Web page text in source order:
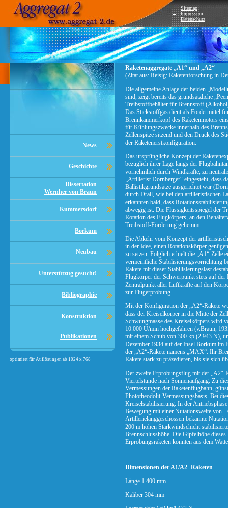
Sitemap
Impressum
Datenschutz
News
Geschichte
Dissertation
Wernher von Braun
Kummersdorf
Borkum
Neubau
Unterstützug gesucht!
Bibliographie
Konstruktion
Publikationen
optimiert für Auflösungen ab 1024 x 768
Raketenaggregate „A1“ und „A2“
(Zitat aus: Reisig: Raketenforschung in
Die allgemeine Anlage der beiden
sind, zeigt bereits das grundsätzliche
Treibstoffbehälter für Brennstoff
Das Stickstoffgas dient als Fördermittel
Brennkammerkopf des Raketenmotors
für Kühlungszwecke innerhalb des
Zellenspitze sitzend und den Druck des
der Raketenerstkonfiguration.
Das ursprüngliche Konzept der
bezüglich ihrer Lage längs der
vornehmlich durch Windkräfte, zu
„Artillerist Dornberger“ eingesteht, dass
Ballistikgrundsätze ausgerichtet war
durch Drall, wie bei den artilleristischen
erkannten bald, dass
abwegig ist. Die Flüssigkeitsspiegel der
Rotation des Flugkörpers, an den
Treibstoff-Förderung gehemmt.
Die Abkehr vom Konzept der
in der Idee, einen Rotationskörper
zu setzen. Folglich erhielt die „A1“-Zelle
vermeintliche Stabilisierungsvorrichtung
Rakete mit dieser Stabilisierungslast
Flugkörper der Schwerpunkt stets auf
Zentralpunkt aller Luftkräfte auf den
zur Flugerprobung.
Mit der Konfiguration der „A2“-Rakete
dass der Kreiselkörper in die Mitte der
Schwungmasse des Kreiselkörpers wird
10.000 U/min hochgefahren (v.Braun,
mit einem Schub von 300 kp (2.943 N),
Dezember 1934 auf der Insel Borkum im
der „A2“-Rakete namens „MAX“. Ihr
Rakete stark zu präzedieren, bis sie sich
Der zweite Erprobungsflug mit der „A2“-
Viertelstunde nach Sonnenaufgang. Zu
Vermessungen der Raketenflugbahn,
Phototheodolit-Vermessungsbasis. Bei
Kreiselstabilisierung. In der
Bewegung mit einer Nutationsweite von
Artillerielanggeschossen bekannte
200 m hohen Starkwindschicht
Brennschlusshöhe. Die Gipfelhöhe
Erprobungsraketen konnten aus dem
Dimensionen der A1/A2 -Raketen
Länge 1.400 mm
Kaliber 304 mm